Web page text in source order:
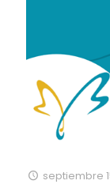
septiembre